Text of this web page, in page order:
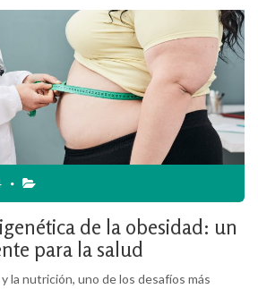
de la obesidad: un
para la salud
la nutrición, uno de los desafíos más